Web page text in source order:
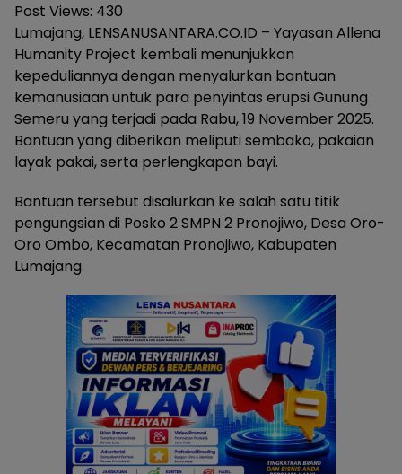
Post Views: 430
Lumajang, LENSANUSANTARA.CO.ID – Yayasan Allena
Humanity Project kembali menunjukkan
kepeduliannya dengan menyalurkan bantuan
kemanusiaan untuk para penyintas erupsi Gunung
Semeru yang terjadi pada Rabu, 19 November 2025.
Bantuan yang diberikan meliputi sembako, pakaian
layak pakai, serta perlengkapan bayi.
Bantuan tersebut disalurkan ke salah satu titik
pengungsian di Posko 2 SMPN 2 Pronojiwo, Desa Oro-
Oro Ombo, Kecamatan Pronojiwo, Kabupaten
Lumajang.